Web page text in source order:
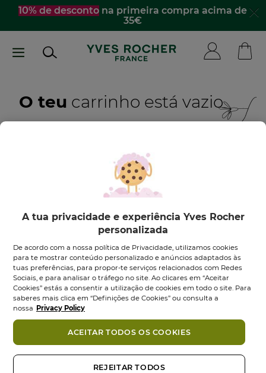
Passar
conteúdo
10% de descontona primeira compra acima de
35€
O teu carrinho está vazio
DESCOBRE OS NOSSOS PRODUTOS
A tua privacidade e experiência Yves Rocher
personalizada
De acordo com a nossa política de Privacidade, utilizamos cookies
para te mostrar conteúdo personalizado e anúncios adaptados às
tuas preferências, para propor-te serviços relacionados com Redes
Sociais, e para analisar o tráfego no site. Ao clicares em “Aceitar
Cookies” estás a consentir a utilização de cookies em todo o site. Para
saberes mais clica em “Definições de Cookies” ou consulta a
nossa Privacy Policy
REJEITAR TODOS
ACEITAR TODOS OS COOKIES